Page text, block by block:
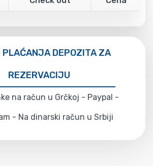
PLAĆANJA DEPOZITA ZA
REZERVACIJU
na račun u Grčkoj - Paypal -
- Na dinarski račun u Srbiji